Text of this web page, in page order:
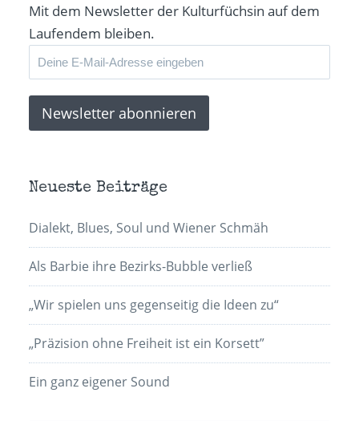
Mit dem Newsletter der Kulturfüchsin auf dem
Laufendem bleiben.
Neueste Beiträge
Dialekt, Blues, Soul und Wiener Schmäh
Als Barbie ihre Bezirks-Bubble verließ
„Wir spielen uns gegenseitig die Ideen zu“
„Präzision ohne Freiheit ist ein Korsett”
Ein ganz eigener Sound